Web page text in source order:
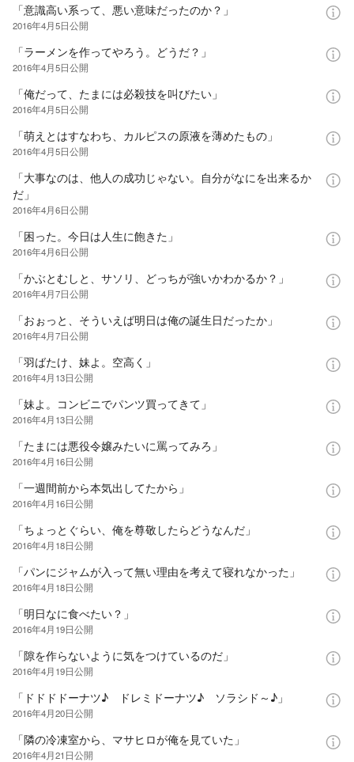
「意識高い系って、悪い意味だったのか？」
2016年4月5日公開
「ラーメンを作ってやろう。どうだ？」
2016年4月5日公開
「俺だって、たまには必殺技を叫びたい」
2016年4月5日公開
「萌えとはすなわち、カルピスの原液を薄めたもの」
2016年4月5日公開
「大事なのは、他人の成功じゃない。自分がなにを出来るか
だ」
2016年4月6日公開
「困った。今日は人生に飽きた」
2016年4月6日公開
「かぶとむしと、サソリ、どっちが強いかわかるか？」
2016年4月7日公開
「おぉっと、そういえば明日は俺の誕生日だったか」
2016年4月7日公開
「羽ばたけ、妹よ。空高く」
2016年4月13日公開
「妹よ。コンビニでパンツ買ってきて」
2016年4月13日公開
「たまには悪役令嬢みたいに罵ってみろ」
2016年4月16日公開
「一週間前から本気出してたから」
2016年4月16日公開
「ちょっとぐらい、俺を尊敬したらどうなんだ」
2016年4月18日公開
「パンにジャムが入って無い理由を考えて寝れなかった」
2016年4月18日公開
「明日なに食べたい？」
2016年4月19日公開
「隙を作らないように気をつけているのだ」
2016年4月19日公開
「ドドドドーナツ♪ ドレミドーナツ♪ ソラシド～♪」
2016年4月20日公開
「隣の冷凍室から、マサヒロが俺を見ていた」
2016年4月21日公開